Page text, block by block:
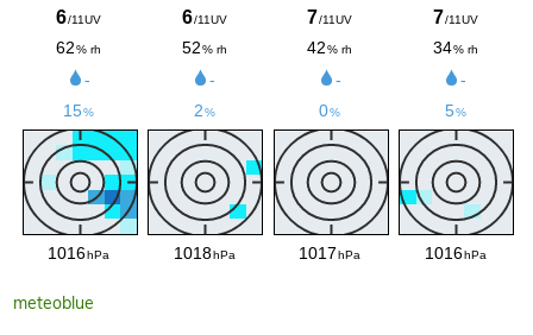
meteoblue